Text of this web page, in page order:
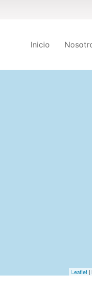
Inicio
Leaflet |